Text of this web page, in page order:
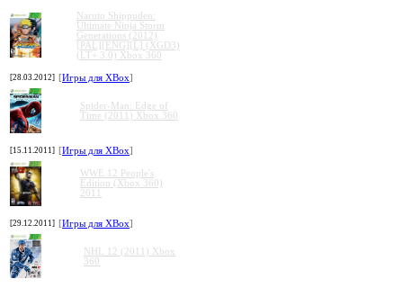
Naruto Shippuden:
Ultimate Ninja Storm
Generations (2012)
[PAL][ENG][L] (XGD3)
(LT+ 3.0) Xbox 360
[28.03.2012] [Игры для XBox]
Spider-Man: Edge of
Time (2011) Xbox 360
[15.11.2011] [Игры для XBox]
WWE 12 People's
Edition (Xbox 360)
2011
[29.12.2011] [Игры для XBox]
NHL 12 (2011) Xbox
360